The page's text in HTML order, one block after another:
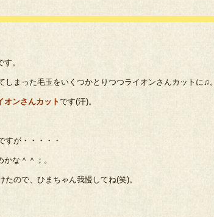
す。
まった毛玉をいくつかとりつつライオンさんカットに♫。
オンさんカットです(汗)。
すが・・・・・
な＾＾；。
ので、ひまちゃん我慢してね(笑)。